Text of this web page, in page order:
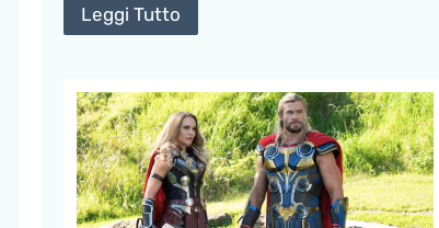
Leggi Tutto